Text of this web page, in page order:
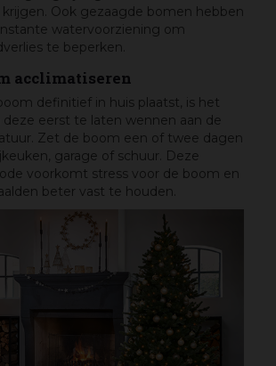
Ook gezaagde bomen hebben
watervoorziening om
te beperken.
acclimatiseren
definitief in huis plaatst, is het
eerst te laten wennen aan de
Zet de boom een of twee dagen
garage of schuur. Deze
voorkomt stress voor de boom en
beter vast te houden.